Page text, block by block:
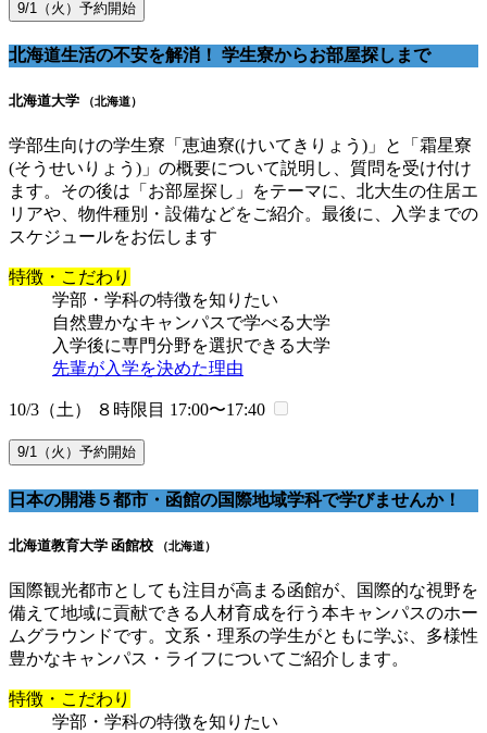
9/1（火）予約開始
北海道生活の不安を解消！ 学生寮からお部屋探しまで
北海道大学 （北海道）
学部生向けの学生寮「恵迪寮(けいてきりょう)」と「霜星寮
(そうせいりょう)」の概要について説明し、質問を受け付け
ます。その後は「お部屋探し」をテーマに、北大生の住居エ
リアや、物件種別・設備などをご紹介。最後に、入学までの
スケジュールをお伝します
特徴・こだわり
学部・学科の特徴を知りたい
自然豊かなキャンパスで学べる大学
入学後に専門分野を選択できる大学
先輩が入学を決めた理由
10/3（土） ８時限目 17:00〜17:40
9/1（火）予約開始
日本の開港５都市・函館の国際地域学科で学びませんか！
北海道教育大学 函館校 （北海道）
国際観光都市としても注目が高まる函館が、国際的な視野を
備えて地域に貢献できる人材育成を行う本キャンパスのホー
ムグラウンドです。文系・理系の学生がともに学ぶ、多様性
豊かなキャンパス・ライフについてご紹介します。
特徴・こだわり
学部・学科の特徴を知りたい